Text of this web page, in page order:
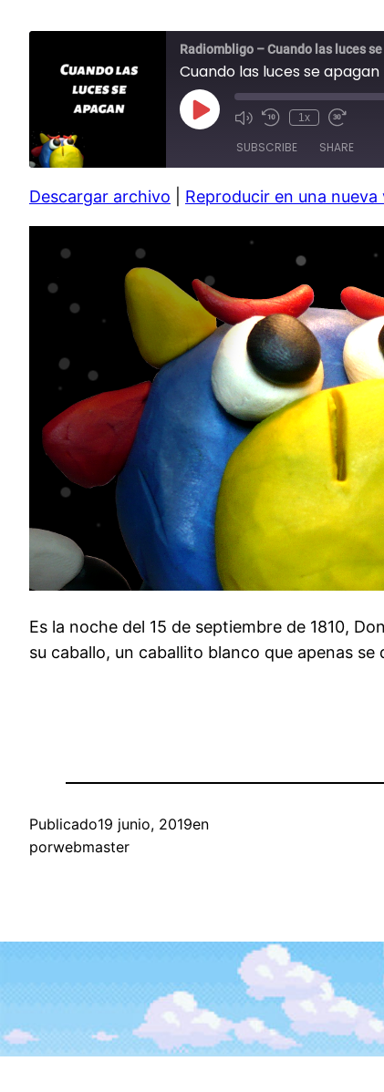
Radiombligo – Cuando las luces
Cuando las luces se
Play
Episode Mute/Unmute
Rewind
Seconds
1x
Fast
30
seconds
SUBSCRIBE SHARE
RSS FEED
SHARE
EMBED
Descargar archivo Reproducir en una nueva
Es la noche del 15 de septiembre de 1810,
su caballo, un caballito blanco que apenas
Publicado19 junio, 2019en
porwebmaster